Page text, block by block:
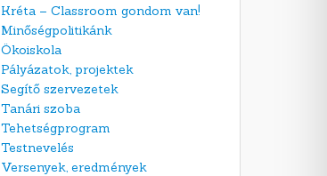
Kréta – Classroom gondom van!
Minőségpolitikánk
Ökoiskola
Pályázatok, projektek
Segítő szervezetek
Tanári szoba
Tehetségprogram
Testnevelés
Versenyek, eredmények